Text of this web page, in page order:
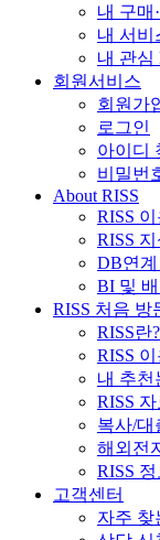
내 구매
내 서비
내 관심
회원서비스
회원가
로그인
아이디
비밀번
About RISS
RISS
RISS 지
DB연
BI 및
RISS 처음 방
RISS란?
RISS
내 추천
RISS
복사/대
해외전
RISS
고객센터
자주 찾